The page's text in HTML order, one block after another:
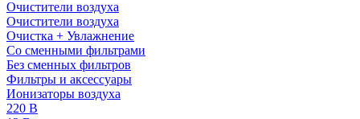
Очистители воздуха
Очистители воздуха
Очистка + Увлажнение
Cо сменными фильтрами
Без сменных фильтров
Фильтры и аксессуары
Ионизаторы воздуха
220 В